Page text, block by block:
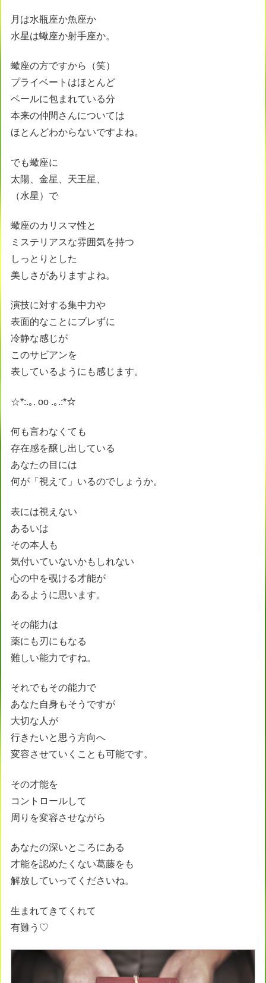
月は水瓶座か魚座か
水星は蠍座か射手座か。
蠍座の方ですから（笑）
プライベートはほとんど
ベールに包まれている分
本来の仲間さんについては
ほとんどわからないですよね。
でも蠍座に
太陽、金星、天王星、
（水星）で
蠍座のカリスマ性と
ミステリアスな雰囲気を持つ
しっとりとした
美しさがありますよね。
演技に対する集中力や
表面的なことにブレずに
冷静な感じが
このサビアンを
表しているようにも感じます。
☆*:.｡. oo .｡.:*☆
何も言わなくても
存在感を醸し出している
あなたの目には
何が「視えて」いるのでしょうか。
表には視えない
あるいは
その本人も
気付いていないかもしれない
心の中を覗ける才能が
あるように思います。
その能力は
薬にも刃にもなる
難しい能力ですね。
それでもその能力で
あなた自身もそうですが
大切な人が
行きたいと思う方向へ
変容させていくことも可能です。
その才能を
コントロールして
周りを変容させながら
あなたの深いところにある
才能を認めたくない葛藤をも
解放していってくださいね。
生まれてきてくれて
有難う♡